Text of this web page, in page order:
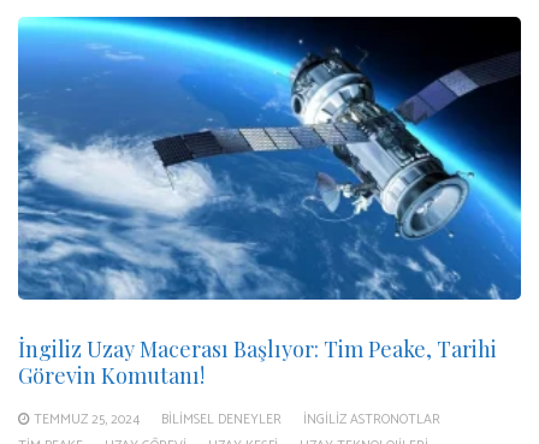
İngiliz Uzay Macerası Başlıyor: Tim Peake, Tarihi
Görevin Komutanı!
TEMMUZ 25, 2024 BILIMSEL DENEYLER
İNGILIZ ASTRONOTLAR